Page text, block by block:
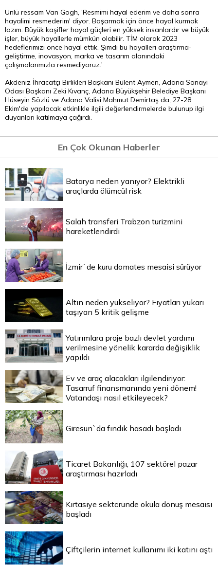
Ünlü ressam Van Gogh, 'Resmimi hayal ederim ve daha sonra
hayalimi resmederim' diyor. Başarmak için önce hayal kurmak
lazım. Büyük kaşifler hayal güçleri en yüksek insanlardır ve büyük
işler, büyük hayallerle mümkün olabilir. TİM olarak 2023
hedeflerimizi önce hayal ettik. Şimdi bu hayalleri araştırma-
geliştirme, inovasyon, marka ve tasarım alanındaki
çalışmalarımızla resmediyoruz.'
Akdeniz İhracatçı Birlikleri Başkanı Bülent Aymen, Adana Sanayi
Odası Başkanı Zeki Kıvanç, Adana Büyükşehir Belediye Başkanı
Hüseyin Sözlü ve Adana Valisi Mahmut Demirtaş da, 27-28
Ekim'de yapılacak etkinlikle ilgili değerlendirmelerde bulunup ilgi
duyanları katılmaya çağırdı.
En Çok Okunan Haberler
Batarya neden yanıyor? Elektrikli
araçlarda ölümcül risk
Salah transferi Trabzon turizmini
hareketlendirdi
İzmir`de kuru domates mesaisi sürüyor
Altın neden yükseliyor? Fiyatları yukarı
taşıyan 5 kritik gelişme
Yatırımlara proje bazlı devlet yardımı
verilmesine yönelik kararda değişiklik
yapıldı
Ev ve araç alacakları ilgilendiriyor:
Tasarruf finansmanında yeni dönem!
Vatandaşı nasıl etkileyecek?
Giresun`da fındık hasadı başladı
Ticaret Bakanlığı, 107 sektörel pazar
araştırması hazırladı
Kırtasiye sektöründe okula dönüş mesaisi
başladı
Çiftçilerin internet kullanımı iki katını aştı